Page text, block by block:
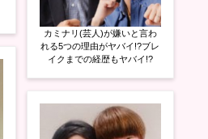
カミナリ(芸人)が嫌いと言わ
れる5つの理由がヤバイ!?ブレ
イクまでの経歴もヤバイ!?